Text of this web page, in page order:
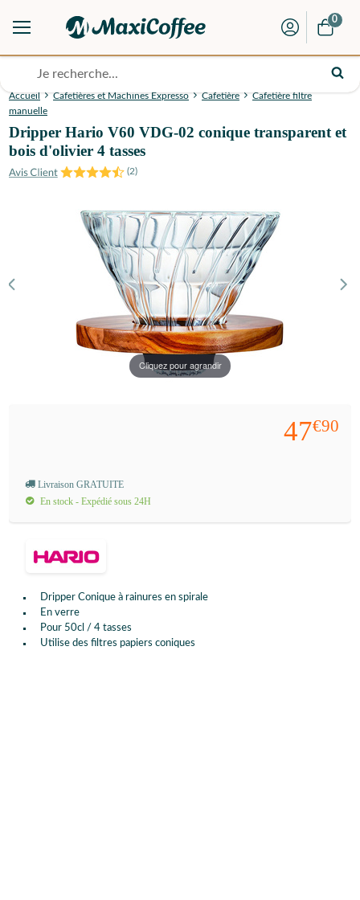
0
Accueil Cafetières et Machines Expresso Cafetière
Cafetière filtre
manuelle
Dripper Hario V60 VDG-02 conique transparent et
bois d'olivier 4 tasses
(2)
Cliquez pour agrandir
Dripper Conique à rainures en spirale
En verre
Pour 50cl / 4 tasses
Utilise des filtres papiers coniques
47€90
Livraison GRATUITE
En stock - Expédié sous 24H